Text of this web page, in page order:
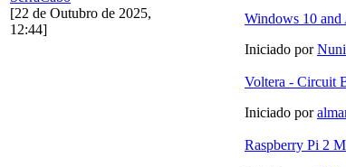
[22 de Outubro de 2025,
12:44]
Windows 10
Iniciado por
Voltera - Circuit
Iniciado por
Raspberry Pi 2